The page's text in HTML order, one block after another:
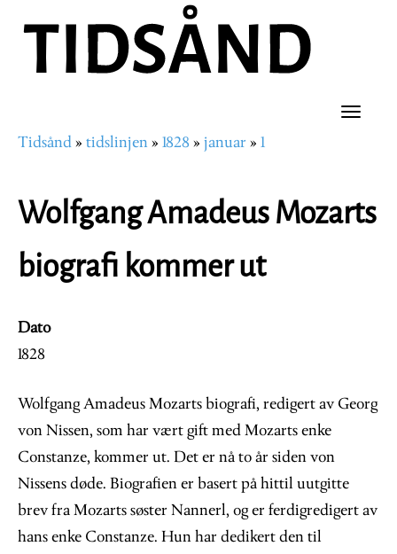
hovedinnhold
Toggle
Navigasjonssti
Tidsånd tidslinjen 1828 januar 1
Wolfgang Amadeus Mozarts
biografi kommer ut
Dato
1828
Wolfgang Amadeus Mozarts biografi, redigert av Georg
von Nissen, som har vært gift med Mozarts enke
Constanze, kommer ut. Det er nå to år siden von
Nissens døde. Biografien er basert på hittil uutgitte
brev fra Mozarts søster Nannerl, og er ferdigredigert av
hans enke Constanze. Hun har dedikert den til